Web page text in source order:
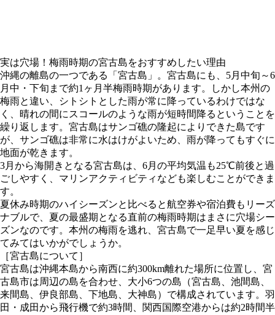
実は穴場！梅雨時期の宮古島をおすすめしたい理由
沖縄の離島の一つである「宮古島」。宮古島にも、5月中旬～6
月中・下旬まで約1ヶ月半梅雨時期があります。しかし本州の
梅雨と違い、シトシトとした雨が常に降っているわけではな
く、晴れの間にスコールのような雨が短時間降るということを
繰り返します。宮古島はサンゴ礁の隆起によりできた島です
が、サンゴ礁は非常に水はけがよいため、雨が降ってもすぐに
地面が乾きます。
3月から海開きとなる宮古島は、6月の平均気温も25℃前後と過
ごしやすく、マリンアクティビティなども楽しむことができま
す。
夏休み時期のハイシーズンと比べると航空券や宿泊費もリーズ
ナブルで、夏の最盛期となる直前の梅雨時期はまさに穴場シー
ズンなのです。本州の梅雨を逃れ、宮古島で一足早い夏を感じ
てみてはいかがでしょうか。
［宮古島について］
宮古島は沖縄本島から南西に約300km離れた場所に位置し、宮
古島市は周辺の島を合わせ、大小6つの島（宮古島、池間島、
来間島、伊良部島、下地島、大神島）で構成されています。羽
田・成田から飛行機で約3時間、関西国際空港からは約2時間半